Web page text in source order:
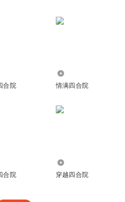
合院 情满四合院
合院 穿越四合院